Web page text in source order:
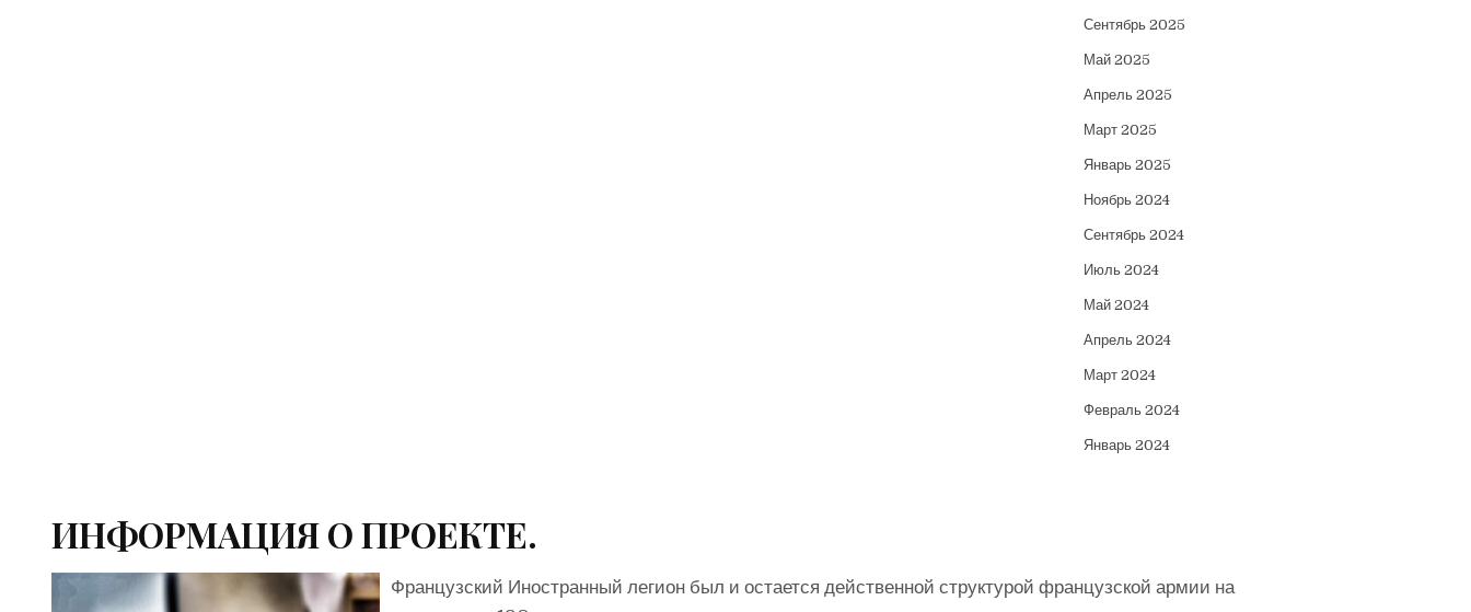
Сентябрь 2025
Май 2025
Апрель 2025
Март 2025
Январь 2025
Ноябрь 2024
Сентябрь 2024
Июль 2024
Май 2024
Апрель 2024
Март 2024
Февраль 2024
Январь 2024
ИНФОРМАЦИЯ О ПРОЕКТЕ.
Французский Иностранный легион был и остается действенной структурой французской армии на